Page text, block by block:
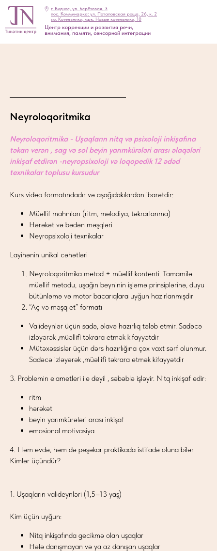
Центр коррекции и развития речи,
внимания, памяти, сенсорной интеграции
г. Видное, ул. Берёзовая, 3
пос. Коммунарка: ул. Потаповская роща, 26, к. 2
г.о. Котельники, мрк. Новые котельники, 10
Neyroloqoritmika
Neyroloqoritmika - Uşaqların nitq və psixoloji inkişafına
təkan verən , sag və sol beyin yarımkürələri arası əlaqələri
inkişaf etdirən -neyropsixoloji və loqopedik 12 ədəd
texnikalar toplusu kursudur
Kurs video formatındadır və aşağıdakılardan ibarətdir:
Müəllif mahnıları (ritm, melodiya, təkrarlanma)
Hərəkət və bədən məşqləri
Neyropsixoloji texnikalar
Layihənin unikal cəhətləri
Neyroloqoritmika metod + müəllif kontenti. Tamamilə
müəllif metodu, uşağın beyninin işləmə prinsiplərinə, duyu
bütünləmə və motor bacarıqlara uyğun hazırlanmışdır
“Aç və məşq et” formatı
Valideynlər üçün sadə, əlavə hazırlıq tələb etmir. Sadəcə
izləyərək ,müəllifi təkrara etmək kifayyətdir
Mütəxəssislər üçün dərs hazırlığına çox vaxt sərf olunmur.
Sadəcə izləyərək ,müəllifi təkrara etmək kifayyətdir
3. Problemin elametleri ile deyil , səbəblə işləyir. Nitq inkişaf edir:
ritm
hərəkət
beyin yarımkürələri arası inkişaf
emosional motivasiya
4. Həm evdə, həm də peşəkar praktikada istifadə oluna bilər
Kimlər üçündür?
1. Uşaqların valideynləri (1,5–13 yaş)
Kim üçün uyğun:
Nitq inkişafında gecikmə olan uşaqlar
Hələ danışmayan və ya az danışan uşaqlar